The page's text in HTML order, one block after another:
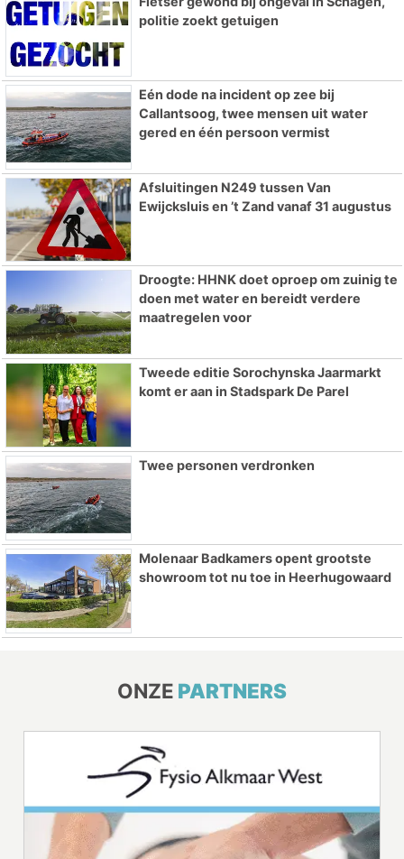
politie zoekt getuigen
Eén dode na incident op zee bij
Callantsoog, twee mensen uit water
gered en één persoon vermist
Afsluitingen N249 tussen Van
Ewijcksluis en ’t Zand vanaf 31 augustus
Droogte: HHNK doet oproep om zuinig te
doen met water en bereidt verdere
maatregelen voor
Tweede editie Sorochynska Jaarmarkt
komt er aan in Stadspark De Parel
Twee personen verdronken
Molenaar Badkamers opent grootste
showroom tot nu toe in Heerhugowaard
ONZE PARTNERS